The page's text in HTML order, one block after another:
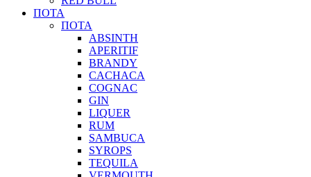
ΠΟΤΑ
ΠΟΤΑ
ABSINTH
APERITIF
BRANDY
CACHACA
COGNAC
GIN
LIQUER
RUM
SAMBUCA
SYROPS
TEQUILA